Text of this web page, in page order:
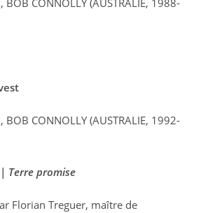
BOB CONNOLLY (AUSTRALIE, 1988-
BOB CONNOLLY (AUSTRALIE, 1992-
Terre promise
Florian Treguer, maître de